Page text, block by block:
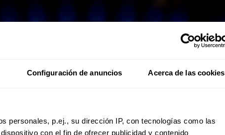
Configuración de anuncios Acerca de las cookies
personales, p.ej., su dirección IP, con tecnologías como las
con el fin de ofrecer publicidad y contenido